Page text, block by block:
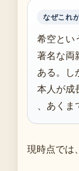
なぜこれ
希空とい
著名な両
ある。し
本人が成
、あくま
現時点では